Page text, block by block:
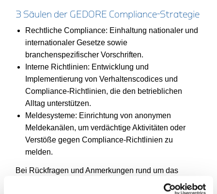
3 Säulen der GEDORE Compliance-Strategie
Rechtliche Compliance: Einhaltung nationaler und
internationaler Gesetze sowie
branchenspezifischer Vorschriften.
Interne Richtlinien: Entwicklung und
Implementierung von Verhaltenscodices und
Compliance-Richtlinien, die den betrieblichen
Alltag unterstützen.
Meldesysteme: Einrichtung von anonymen
Meldekanälen, um verdächtige Aktivitäten oder
Verstöße gegen Compliance-Richtlinien zu
melden.
Bei Rückfragen und Anmerkungen rund um das